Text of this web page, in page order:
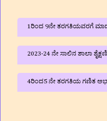
1ರಿಂದ 9ನೇ ತರಗತಿಯವರಗೆ ಮಾದರಿ
2023-24 ನೇ ಸಾಲಿನ ಶಾಲಾ
4ರಿಂದ5 ನೇ ತರಗತಿಯ ಗಣಿತ